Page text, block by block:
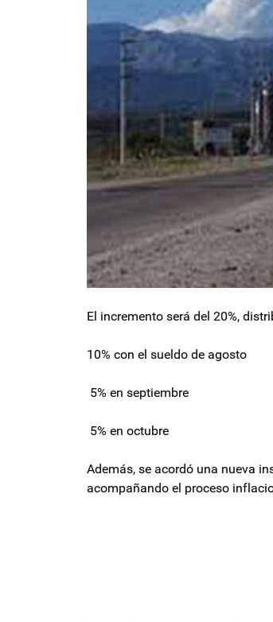
El incremento será del 20%,
10% con el sueldo de agosto
5% en septiembre
5% en octubre
Además, se acordó una nueva
acompañando el proceso